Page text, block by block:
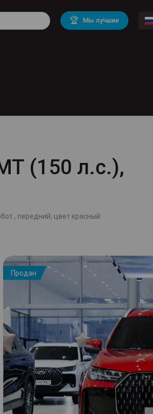
🏆 Мы лучшие
Mitsubishi BMW
Chevrolet Mercedes Benz
(150 л.с.),
, передний, цвет красный
Продан